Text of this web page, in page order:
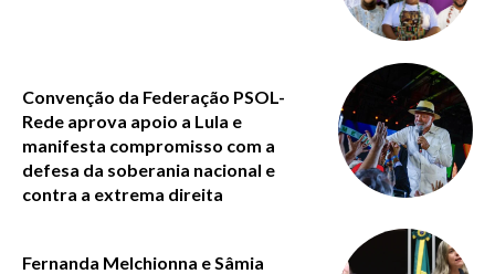
Convenção da Federação PSOL-
Rede aprova apoio a Lula e
manifesta compromisso com a
defesa da soberania nacional e
contra a extrema direita
Fernanda Melchionna e Sâmia